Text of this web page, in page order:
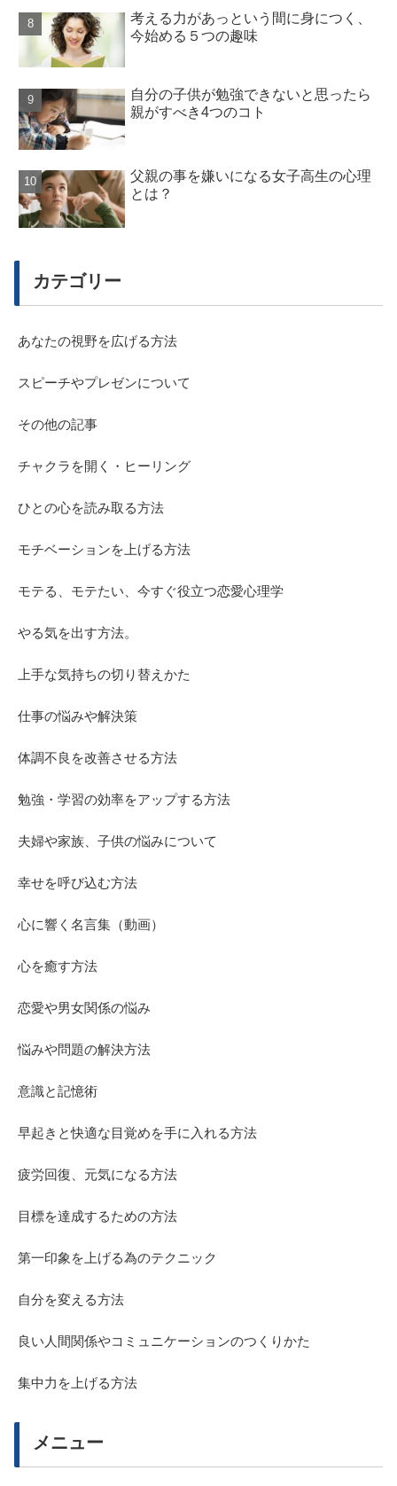
考える力があっという間に身につく、
今始める５つの趣味
自分の子供が勉強できないと思ったら
親がすべき4つのコト
父親の事を嫌いになる女子高生の心理
とは？
カテゴリー
あなたの視野を広げる方法
スピーチやプレゼンについて
その他の記事
チャクラを開く・ヒーリング
ひとの心を読み取る方法
モチベーションを上げる方法
モテる、モテたい、今すぐ役立つ恋愛心理学
やる気を出す方法。
上手な気持ちの切り替えかた
仕事の悩みや解決策
体調不良を改善させる方法
勉強・学習の効率をアップする方法
夫婦や家族、子供の悩みについて
幸せを呼び込む方法
心に響く名言集（動画）
心を癒す方法
恋愛や男女関係の悩み
悩みや問題の解決方法
意識と記憶術
早起きと快適な目覚めを手に入れる方法
疲労回復、元気になる方法
目標を達成するための方法
第一印象を上げる為のテクニック
自分を変える方法
良い人間関係やコミュニケーションのつくりかた
集中力を上げる方法
メニュー